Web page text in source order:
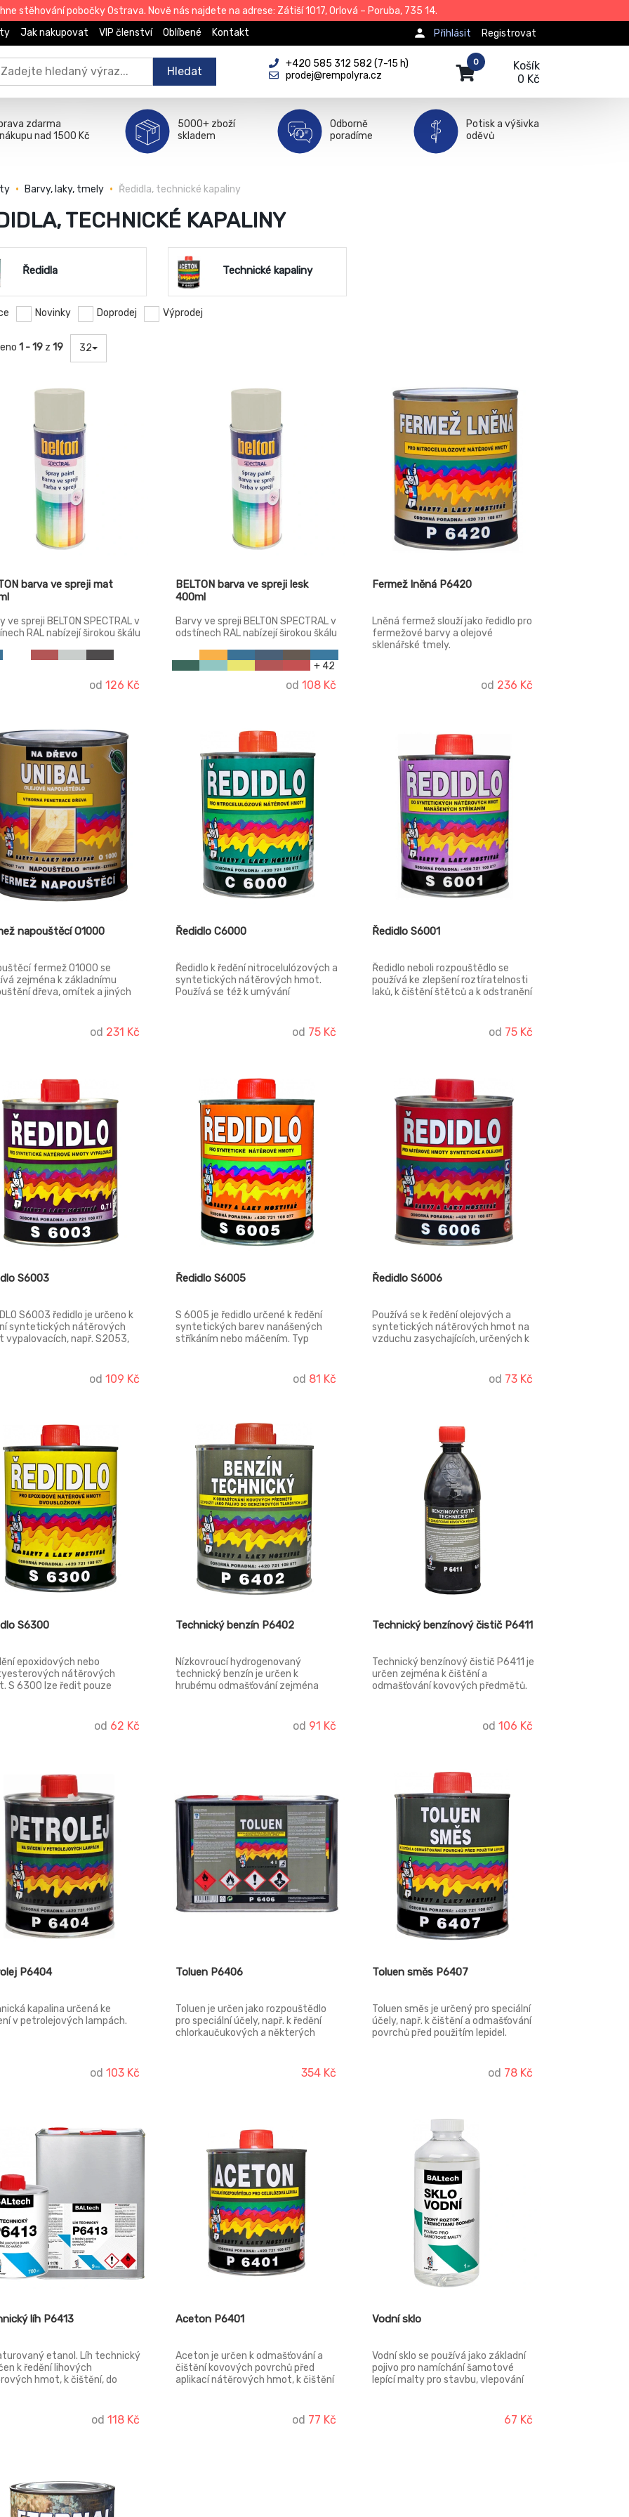
stěhování pobočky Ostrava. Nově nás najdete na adrese: Zátiší 1017, Orlová – Poruba, 735 14.
Jak nakupovat VIP členství Oblíbené Kontakt Registrovat
Přihlásit
Hledat
+420 585 312 582 (7-15 h)
prodej@rempolyra.cz
Košík
0 Kč
0
zdarma
nad 1500 Kč
5000+ zboží
skladem
Odborně
poradíme
Potisk a výšivka
oděvů
Barvy, laky, tmely Ředidla, technické kapaliny
TECHNICKÉ KAPALINY
Ředidla Technické kapaliny
Novinky Doprodej Výprodej
1 - 19 z 19 32
barva ve spreji mat
ve spreji BELTON SPECTRAL v
RAL nabízejí širokou škálu
stříkacího nátěru. S
To vám umožní odstranit
času jednoduchým a
způsobem. Použití
sprejů BELTON
RAL zaručuje přesně
barvy.
od 126 Kč
BELTON barva ve spreji lesk
400ml
Barvy ve spreji BELTON SPECTRAL v
odstínech RAL nabízejí širokou škálu
Ať už v nábytkářské konstrukci, v
dekorativního stříkacího nátěru. S
bezpečně. To vám umožní odstranit
stopy času jednoduchým a
barevným způsobem. Použití
lakovacích sprejů BELTON
SPECTRAL RAL zaručuje přesně
reprodukovatelné barvy.
+ 42
od 108 Kč
Fermež lněná P6420
Lněná fermež slouží jako ředidlo pro
fermežové barvy a olejové
sklenářské tmely.
od 236 Kč
napouštěcí O1000
fermež O1000 se
zejména k základnímu
dřeva, omítek a jiných
nátěrovými hmotami.
dokonalou přilnavost
od 231 Kč
Ředidlo C6000
Ředidlo k ředění nitrocelulózových a
syntetických nátěrových hmot.
Používá se též k umývání
od 75 Kč
Ředidlo S6001
Ředidlo neboli rozpouštědlo se
používá ke zlepšení roztíratelnosti
laků, k čištění štětců a k odstranění
zasychajících, zvlášť vhodné pro
od 75 Kč
S6003
S6003 ředidlo je určeno k
syntetických nátěrových
vypalovacích, např. S2053,
od 109 Kč
Ředidlo S6005
S 6005 je ředidlo určené k ředění
syntetických barev nanášených
stříkáním nebo máčením. Typ
obale jednotlivých nátěrových
od 81 Kč
Ředidlo S6006
Používá se k ředění olejových a
syntetických nátěrových hmot na
vzduchu zasychajících, určených k
od 73 Kč
S6300
epoxidových nebo
nátěrových
S 6300 lze ředit pouze
Nejčastěji se používá u
epoxidových barev
od 62 Kč
Technický benzín P6402
Nízkovroucí hydrogenovaný
technický benzín je určen k
hrubému odmašťování zejména
benzínových tlakových lamp.
Používá se také k ředění olejových,
od 91 Kč
Technický benzínový čistič P6411
Technický benzínový čistič P6411 je
určen zejména k čištění a
odmašťování kovových předmětů.
hrubému odmašťování zejména
od 106 Kč
P6404
kapalina určená ke
v petrolejových lampách.
od 103 Kč
Toluen P6406
Toluen je určen jako rozpouštědlo
pro speciální účely, např. k ředění
chlorkaučukových a některých
354 Kč
Toluen směs P6407
Toluen směs je určený pro speciální
účely, např. k čištění a odmašťování
povrchů před použitím lepidel.
od 78 Kč
líh P6413
etanol. Líh technický
k ředění lihových
hmot, k čištění, do
od 118 Kč
Aceton P6401
Aceton je určen k odmašťování a
čištění kovových povrchů před
aplikací nátěrových hmot, k čištění
např. pro nitrocelulózová lepidla.
od 77 Kč
Vodní sklo
Vodní sklo se používá jako základní
pojivo pro namíchání šamotové
lepící malty pro stavbu, vlepování
67 Kč